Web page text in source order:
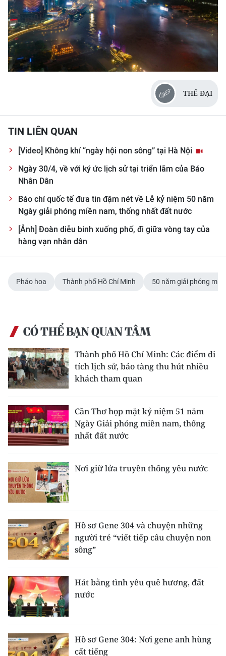
THẾ ĐẠI
TIN LIÊN QUAN
[Video] Không khí “ngày hội non sông” tại Hà Nội
Ngày 30/4, về với ký ức lịch sử tại triển lãm của Báo
Nhân Dân
Báo chí quốc tế đưa tin đậm nét về Lễ kỷ niệm 50 năm
Ngày giải phóng miền nam, thống nhất đất nước
[Ảnh] Đoàn diễu binh xuống phố, đi giữa vòng tay của
hàng vạn nhân dân
Pháo hoa Thành phố Hồ Chí Minh 50 năm giải phóng
CÓ THỂ BẠN QUAN TÂM
Thành phố Hồ Chí Minh: Các điểm di
tích lịch sử, bảo tàng thu hút nhiều
khách tham quan
Cần Thơ họp mặt kỷ niệm 51 năm
Ngày Giải phóng miền nam, thống
nhất đất nước
Nơi giữ lửa truyền thống yêu nước
Hồ sơ Gene 304 và chuyện những
người trẻ “viết tiếp câu chuyện non
sông”
Hát bằng tình yêu quê hương, đất
nước
Hồ sơ Gene 304: Nơi gene anh hùng
cất tiếng